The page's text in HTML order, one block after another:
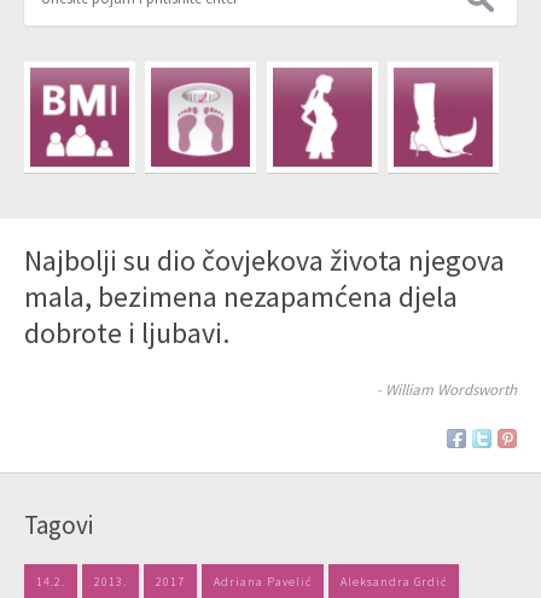
Najbolji su dio čovjekova života njegova
mala, bezimena nezapamćena djela
dobrote i ljubavi.
- William Wordsworth
Tagovi
14.2. 2013. 2017 Adriana Pavelić Aleksandra Grdić